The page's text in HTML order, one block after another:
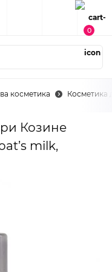
0
косметика Косметика
Козине
milk,